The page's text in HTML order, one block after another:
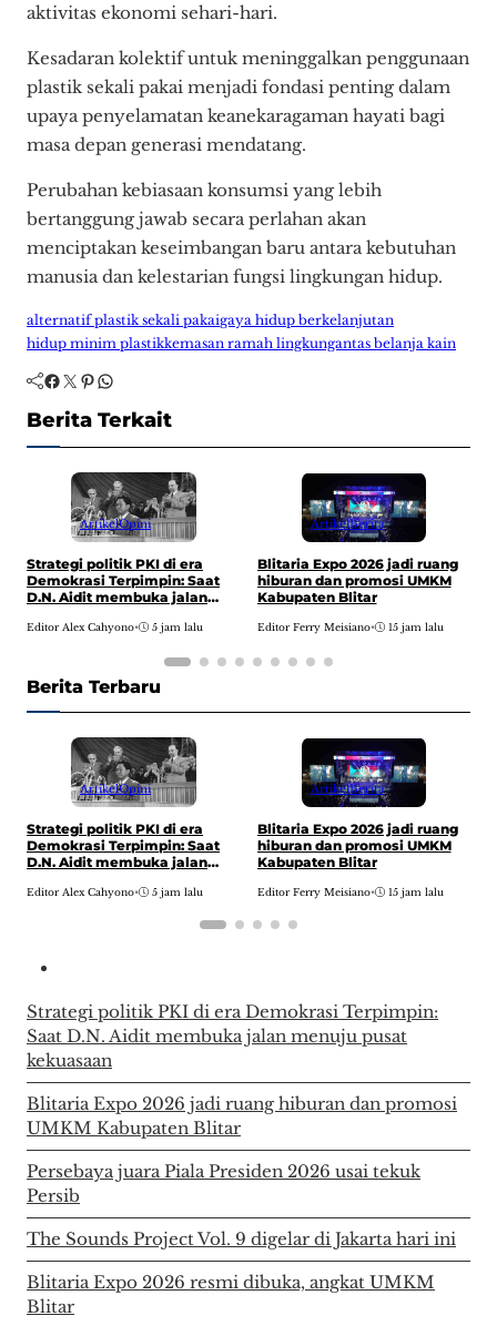
aktivitas ekonomi sehari-hari.
Kesadaran kolektif untuk meninggalkan penggunaan
plastik sekali pakai menjadi fondasi penting dalam
upaya penyelamatan keanekaragaman hayati bagi
masa depan generasi mendatang.
Perubahan kebiasaan konsumsi yang lebih
bertanggung jawab secara perlahan akan
menciptakan keseimbangan baru antara kebutuhan
manusia dan kelestarian fungsi lingkungan hidup.
alternatif plastik sekali pakaigaya hidup berkelanjutan
hidup minim plastikkemasan ramah lingkungantas belanja kain
Facebook Twitter Pinterest WhatsApp
Berita Terkait
ArtikelOpini
Strategi politik PKI di era
Demokrasi Terpimpin: Saat
D.N. Aidit membuka jalan
Editor Alex Cahyono• 5 jam lalu
ArtikelBerita
Blitaria Expo 2026 jadi ruang
hiburan dan promosi UMKM
Kabupaten Blitar
Editor Ferry Meisiano• 15 jam lalu
Berita Terbaru
ArtikelOpini
Strategi politik PKI di era
Demokrasi Terpimpin: Saat
D.N. Aidit membuka jalan
Editor Alex Cahyono• 5 jam lalu
ArtikelBerita
Blitaria Expo 2026 jadi ruang
hiburan dan promosi UMKM
Kabupaten Blitar
Editor Ferry Meisiano• 15 jam lalu
Strategi politik PKI di era Demokrasi Terpimpin:
Saat D.N. Aidit membuka jalan menuju pusat
kekuasaan
Blitaria Expo 2026 jadi ruang hiburan dan promosi
UMKM Kabupaten Blitar
Persebaya juara Piala Presiden 2026 usai tekuk
Persib
The Sounds Project Vol. 9 digelar di Jakarta hari ini
Blitaria Expo 2026 resmi dibuka, angkat UMKM
Blitar